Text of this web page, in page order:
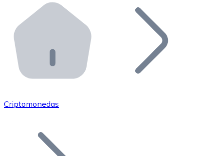
Bitnovo ATM
Integra un ATM Bitnovo en tu negocio y permite que
Bitnovo API
Integra nuestra API en tu ecosistema.
Únete a nuestra red de distribuidores.
Añade tu proyecto a nuestro ecosistema.
Criptomonedas